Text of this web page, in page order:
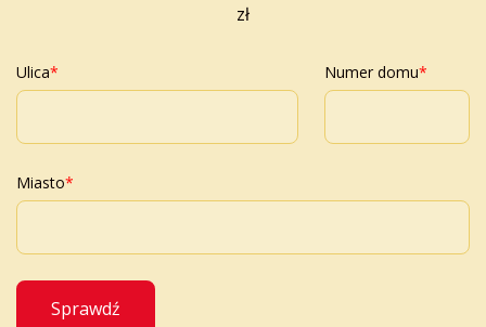
zł
Ulica Numer domu
Miasto
Sprawdź